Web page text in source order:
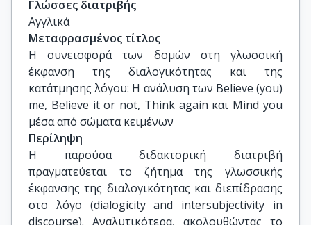
Γλώσσες διατριβής
Αγγλικά
Μεταφρασμένος τίτλος
Η συνεισφορά των δομών στη γλωσσική
έκφανση της διαλογικότητας και της
κατάτμησης λόγου: Η ανάλυση των Believe (you)
me, Believe it or not, Think again και Mind you
μέσα από σώματα κειμένων
Περίληψη
Η παρούσα διδακτορική διατριβή
πραγματεύεται το ζήτημα της γλωσσικής
έκφανσης της διαλογικότητας και διεπίδρασης
στο λόγο (dialogicity and intersubjectivity in
discourse). Αναλυτικότερα, ακολουθώντας το